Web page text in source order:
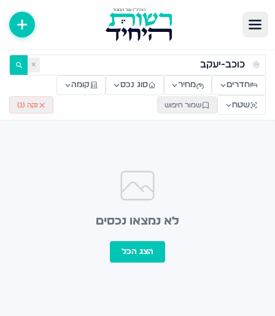
דירות למכירה ולהשכרה — רשות היחיד ✕
חדרים מחיר סוג נכס קומה
שטח שמור חיפוש נקה ( 1
)
לא נמצאו נכסים
הצג הכל